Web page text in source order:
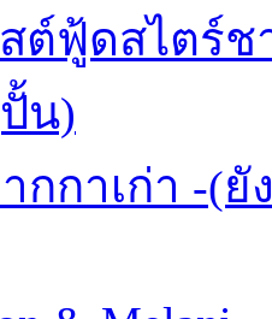
ต์ฟู้ดสไตร์ช
น)
กกาเก่า -(ยั